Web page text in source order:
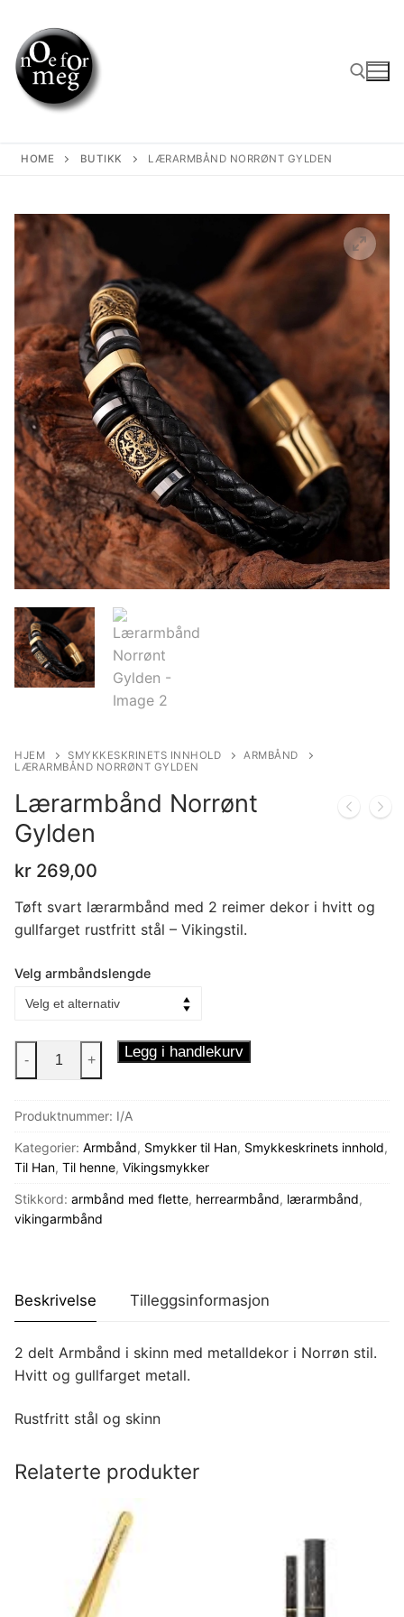
content
HOME BUTIKK LÆRARMBÅND NORRØNT GYLDEN
HJEM SMYKKESKRINETS INNHOLD
ARMBÅND
LÆRARMBÅND NORRØNT GYLDEN
Lærarmbånd Norrønt
Gylden
kr 269,00
Tøft svart lærarmbånd med 2 reimer dekor i hvitt og
gullfarget rustfritt stål – Vikingstil.
Velg armbåndslengde
Lærarmbånd
antall
- + Legg i handlekurv
Produktnummer: I/A
Kategorier: Armbånd, Smykker til Han, Smykkeskrinets innhold,
Til Han, Til henne, Vikingsmykker
Stikkord: armbånd med flette, herrearmbånd, lærarmbånd,
vikingarmbånd
Beskrivelse Tilleggsinformasjon
2 delt Armbånd i skinn med metalldekor i Norrøn stil.
Hvitt og gullfarget metall.
Rustfritt stål og skinn
Relaterte produkter